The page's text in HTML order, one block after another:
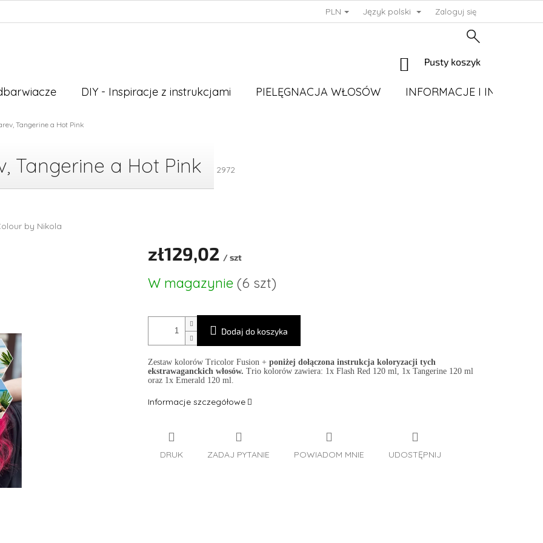
PLN Język polski Zaloguj się
KOSZYK
Pusty koszyk
DIY - Inspiracje z instrukcjami PIELĘGNACJA WŁOSÓW INFORMACJE I
Tangerine a Hot Pink
Tangerine a Hot Pink 2972
by Nikola
zł129,02 / szt
jednostkowa:
W magazynie (6 szt)
Dodaj do koszyka
Zestaw kolorów Tricolor Fusion + poniżej dołączona instrukcja koloryzacji tych
ekstrawaganckich włosów. Trio kolorów zawiera: 1x Flash Red 120 ml, 1x Tangerine 120 ml
oraz 1x Emerald 120 ml.
Informacje szczegółowe
DRUK ZADAJ PYTANIE POWIADOM MNIE UDOSTĘPNIJ